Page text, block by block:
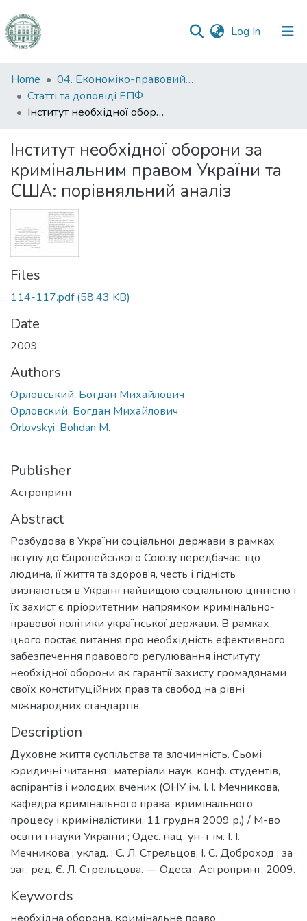
Log In (current)
Communities
&
Collections
Statistics
Home
04. Економіко-правовий факультет
Статті та доповіді ЕПФ
Інститут необхідної оборони за кримінальним правом України та США: порівняльний аналіз
Інститут необхідної оборони за
кримінальним правом України та
США: порівняльний аналіз
Files
114-117.pdf(58.43 KB)
Date
2009
Authors
Орловський, Богдан Михайлович
Орловский, Богдан Михайлович
Orlovskyi, Bohdan M.
Publisher
Астропринт
Abstract
Розбудова в України соціальної держави в рамках
вступу до Європейського Союзу передбачає, що
людина, її життя та здоров’я, честь і гідність
визнаються в Україні найвищою соціальною цінністю і
їх захист є пріоритетним напрямком кримінально-
правової політики української держави. В рамках
цього постає питання про необхідність ефективного
забезпечення правового регулювання інституту
необхідної оборони як гарантії захисту громадянами
своїх конституційних прав та свобод на рівні
міжнародних стандартів.
Description
Духовне життя суспільства та злочинність. Сьомі
юридичні читання : матеріали наук. конф. студентів,
аспірантів і молодих вчених (ОНУ ім. І. І. Мечникова,
кафедра кримінального права, кримінального
процесу і криміналістики, 11 грудня 2009 р.) / М-во
освіти і науки України ; Одес. нац. ун-т ім. І. І.
Мечникова ; уклад. : Є. Л. Стрельцов, І. С. Доброход ; за
заг. ред. Є. Л. Стрельцова. — Одеса : Астропринт, 2009.
Keywords